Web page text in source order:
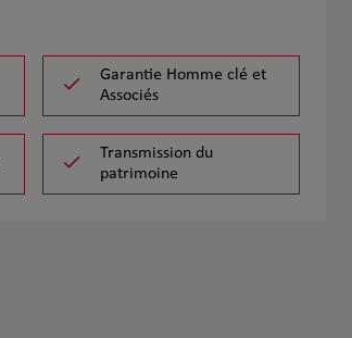
Garantie Homme clé et
Associés
Transmission du
patrimoine